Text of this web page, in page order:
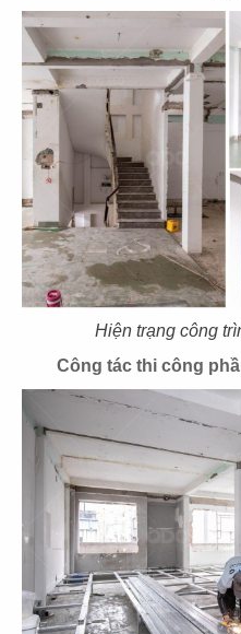
Hiện trạng công
Công tác thi công
83
BARTELS
CN Thảo Điền, Q.2
85
IPPUDO RAMEN
CN Lê Thánh Tôn - Q.1
87
SUSHI WAY
CN PXL - Q.Bình Thạnh